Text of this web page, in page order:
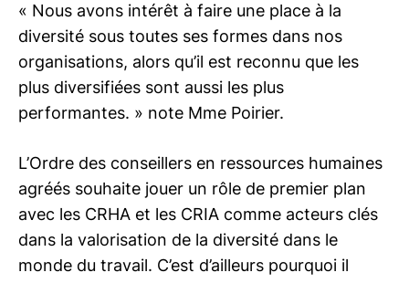
« Nous avons intérêt à faire une place à la
diversité sous toutes ses formes dans nos
organisations, alors qu’il est reconnu que les
plus diversifiées sont aussi les plus
performantes. » note Mme Poirier.
L’Ordre des conseillers en ressources humaines
agréés souhaite jouer un rôle de premier plan
avec les CRHA et les CRIA comme acteurs clés
dans la valorisation de la diversité dans le
monde du travail. C’est d’ailleurs pourquoi il